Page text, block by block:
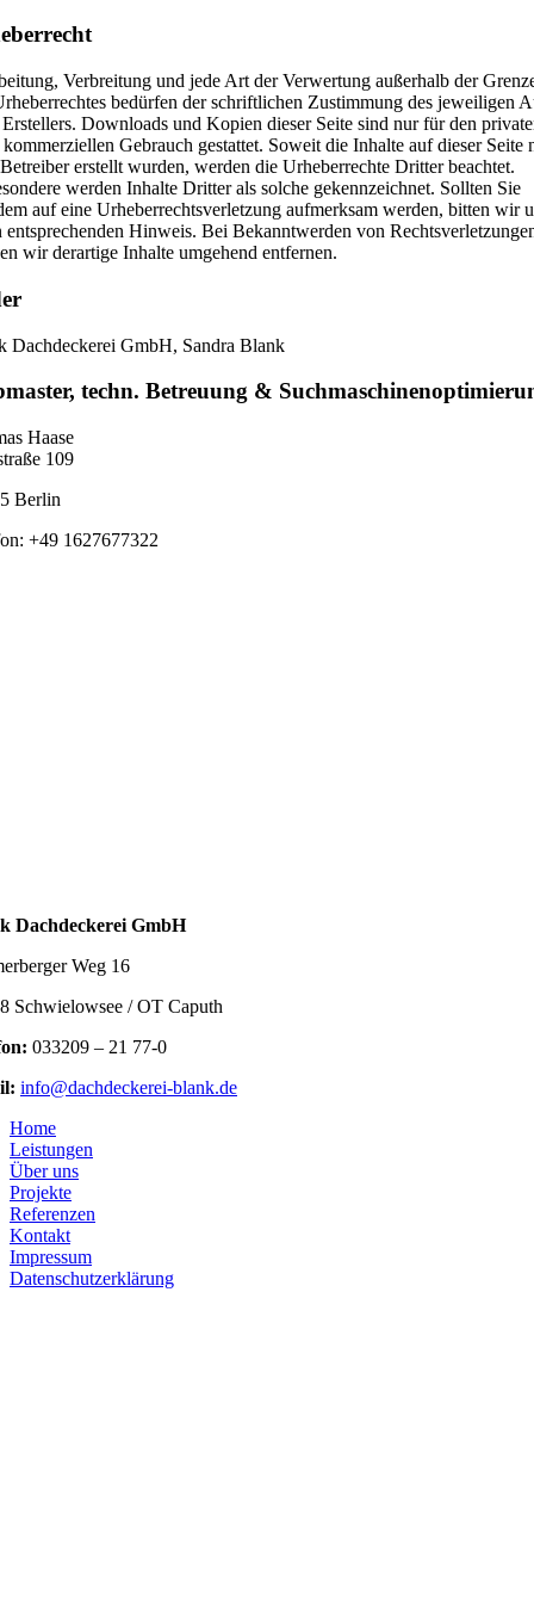
Verbreitung und jede Art der Verwertung außerhalb der
bedürfen der schriftlichen Zustimmung des jeweiligen
Downloads und Kopien dieser Seite sind nur für den
Gebrauch gestattet. Soweit die Inhalte auf dieser Seite
erstellt wurden, werden die Urheberrechte Dritter beachtet.
werden Inhalte Dritter als solche gekennzeichnet. Sollten Sie
auf eine Urheberrechtsverletzung aufmerksam werden, bitten wir
entsprechenden Hinweis. Bei Bekanntwerden von
wir derartige Inhalte umgehend entfernen.
Dachdeckerei GmbH, Sandra Blank
techn. Betreuung &
Haase
109
Berlin
+49 1627677322
Dachdeckerei GmbH
Weg 16
Schwielowsee / OT Caputh
033209 – 21 77-0
info@dachdeckerei-blank.de
Home
Leistungen
Über uns
Projekte
Referenzen
Kontakt
Impressum
Datenschutzerklärung